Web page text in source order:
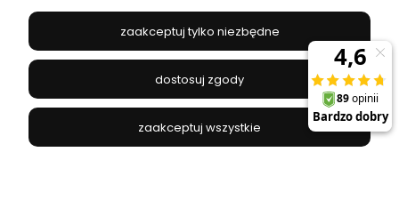
JANEX
669-050-03-43
504 545 749//E-mail:sklep@janexmarket.pl
zaakceptuj tylko niezbędne
dostosuj zgody
zaakceptuj wszystkie